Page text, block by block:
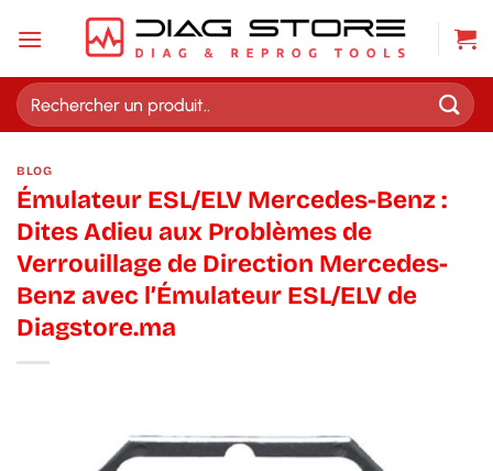
Recherche
pour :
BLOG
Émulateur ESL/ELV Mercedes-Benz :
Dites Adieu aux Problèmes de
Verrouillage de Direction Mercedes-
Benz avec l’Émulateur ESL/ELV de
Diagstore.ma